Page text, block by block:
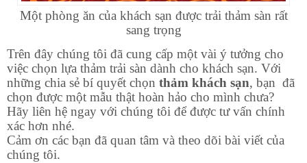
Một phòng ăn của khách sạn được trải thảm sàn rất
sang trọng
Trên đây chúng tôi đã cung cấp một vài ý tưởng cho
việc chọn lựa thảm trải sàn dành cho khách sạn. Với
những chia sẻ bí quyết chọn thảm khách sạn, bạn đã
chọn được một mẫu thật hoàn hảo cho mình chưa?
Hãy liên hệ ngay với chúng tôi để được tư vấn chính
xác hơn nhé.
Cảm ơn các bạn đã quan tâm và theo dõi bài viết của
chúng tôi.